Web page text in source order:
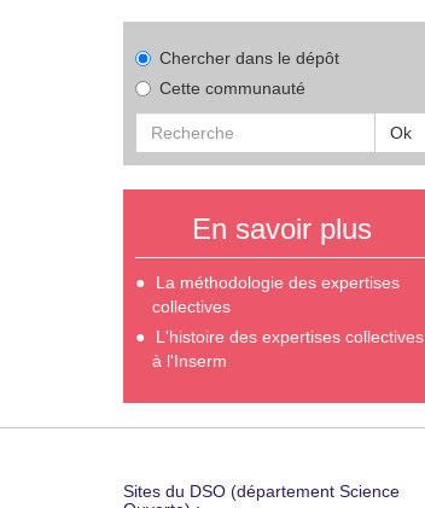
Chercher dans le dépôt
Cette communauté
Ok
En savoir plus
La méthodologie des expertises
collectives
L'histoire des expertises collectives
à l'Inserm
Sites du DSO (département Science